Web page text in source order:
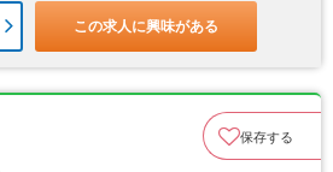
この求人に興味がある
保存する